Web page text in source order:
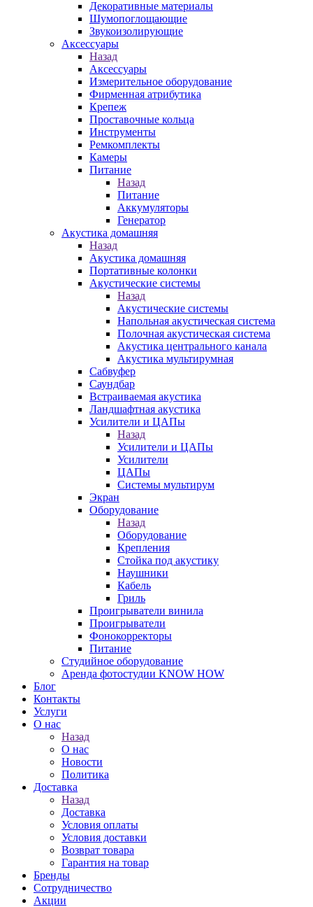
Декоративные материалы
Шумопоглощающие
Звукоизолирующие
Аксессуары
Назад
Аксессуары
Измерительное оборудование
Фирменная атрибутика
Крепеж
Проставочные кольца
Инструменты
Ремкомплекты
Камеры
Питание
Назад
Питание
Аккумуляторы
Генератор
Акустика домашняя
Назад
Акустика домашняя
Портативные колонки
Акустические системы
Назад
Акустические системы
Напольная акустическая система
Полочная акустическая система
Акустика центрального канала
Акустика мультирумная
Сабвуфер
Саундбар
Встраиваемая акустика
Ландшафтная акустика
Усилители и ЦАПы
Назад
Усилители и ЦАПы
Усилители
ЦАПы
Системы мультирум
Экран
Оборудование
Назад
Оборудование
Крепления
Стойка под акустику
Наушники
Кабель
Гриль
Проигрыватели винила
Проигрыватели
Фонокорректоры
Питание
Студийное оборудование
Аренда фотостудии KNOW HOW
Блог
Контакты
Услуги
О нас
Назад
О нас
Новости
Политика
Доставка
Назад
Доставка
Условия оплаты
Условия доставки
Возврат товара
Гарантия на товар
Бренды
Сотрудничество
Акции